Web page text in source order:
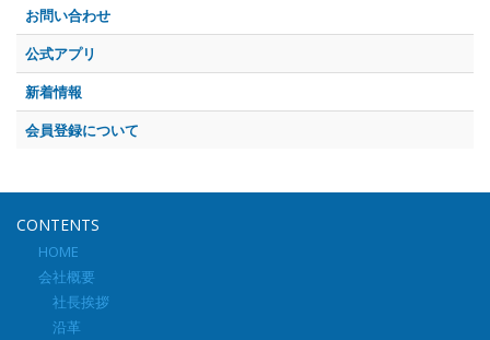
お問い合わせ
公式アプリ
新着情報
会員登録について
CONTENTS
HOME
会社概要
社長挨拶
沿革